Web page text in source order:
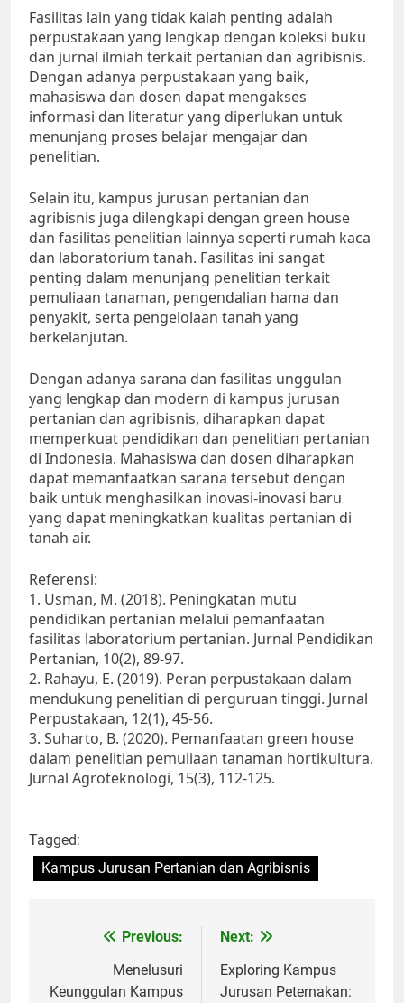
Fasilitas lain yang tidak kalah penting adalah
perpustakaan yang lengkap dengan koleksi buku
dan jurnal ilmiah terkait pertanian dan agribisnis.
Dengan adanya perpustakaan yang baik,
mahasiswa dan dosen dapat mengakses
informasi dan literatur yang diperlukan untuk
menunjang proses belajar mengajar dan
penelitian.
Selain itu, kampus jurusan pertanian dan
agribisnis juga dilengkapi dengan green house
dan fasilitas penelitian lainnya seperti rumah kaca
dan laboratorium tanah. Fasilitas ini sangat
penting dalam menunjang penelitian terkait
pemuliaan tanaman, pengendalian hama dan
penyakit, serta pengelolaan tanah yang
berkelanjutan.
Dengan adanya sarana dan fasilitas unggulan
yang lengkap dan modern di kampus jurusan
pertanian dan agribisnis, diharapkan dapat
memperkuat pendidikan dan penelitian pertanian
di Indonesia. Mahasiswa dan dosen diharapkan
dapat memanfaatkan sarana tersebut dengan
baik untuk menghasilkan inovasi-inovasi baru
yang dapat meningkatkan kualitas pertanian di
tanah air.
Referensi:
1. Usman, M. (2018). Peningkatan mutu
pendidikan pertanian melalui pemanfaatan
fasilitas laboratorium pertanian. Jurnal Pendidikan
Pertanian, 10(2), 89-97.
2. Rahayu, E. (2019). Peran perpustakaan dalam
mendukung penelitian di perguruan tinggi. Jurnal
Perpustakaan, 12(1), 45-56.
3. Suharto, B. (2020). Pemanfaatan green house
dalam penelitian pemuliaan tanaman hortikultura.
Jurnal Agroteknologi, 15(3), 112-125.
Tagged:
Kampus Jurusan Pertanian dan Agribisnis
navigation
Previous:
Menelusuri
Keunggulan Kampus
Next:
Exploring Kampus
Jurusan Peternakan: